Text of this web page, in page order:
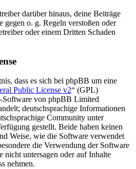
darüber hinaus, deine Beiträge
gegen o. g. Regeln verstoßen oder
oder einem Dritten Schaden
dass es sich bei phpBB um eine
Public License v2“ (GPL)
Software von phpBB Limited
deutschsprachige Informationen
Community unter
gestellt. Beide haben keinen
Weise, wie die Software verwendet
die Verwendung der Software
nicht untersagen oder auf Inhalte
nehmen.